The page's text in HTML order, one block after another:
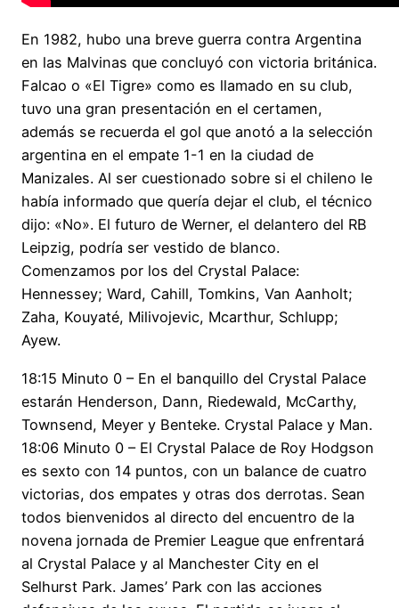
En 1982, hubo una breve guerra contra Argentina
en las Malvinas que concluyó con victoria británica.
Falcao o «El Tigre» como es llamado en su club,
tuvo una gran presentación en el certamen,
además se recuerda el gol que anotó a la selección
argentina en el empate 1-1 en la ciudad de
Manizales. Al ser cuestionado sobre si el chileno le
había informado que quería dejar el club, el técnico
dijo: «No». El futuro de Werner, el delantero del RB
Leipzig, podría ser vestido de blanco.
Comenzamos por los del Crystal Palace:
Hennessey; Ward, Cahill, Tomkins, Van Aanholt;
Zaha, Kouyaté, Milivojevic, Mcarthur, Schlupp;
Ayew.
18:15 Minuto 0 – En el banquillo del Crystal Palace
estarán Henderson, Dann, Riedewald, McCarthy,
Townsend, Meyer y Benteke. Crystal Palace y Man.
18:06 Minuto 0 – El Crystal Palace de Roy Hodgson
es sexto con 14 puntos, con un balance de cuatro
victorias, dos empates y otras dos derrotas. Sean
todos bienvenidos al directo del encuentro de la
novena jornada de Premier League que enfrentará
al Crystal Palace y al Manchester City en el
Selhurst Park. James’ Park con las acciones